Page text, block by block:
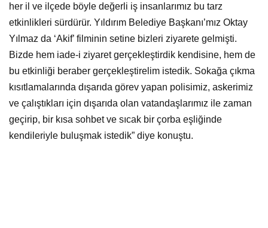
her il ve ilçede böyle değerli iş insanlarımız bu tarz
etkinlikleri sürdürür. Yıldırım Belediye Başkanı’mız Oktay
Yılmaz da ‘Akif’ filminin setine bizleri ziyarete gelmişti.
Bizde hem iade-i ziyaret gerçekleştirdik kendisine, hem de
bu etkinliği beraber gerçekleştirelim istedik. Sokağa çıkma
kısıtlamalarında dışarıda görev yapan polisimiz, askerimiz
ve çalıştıkları için dışarıda olan vatandaşlarımız ile zaman
geçirip, bir kısa sohbet ve sıcak bir çorba eşliğinde
kendileriyle buluşmak istedik” diye konuştu.